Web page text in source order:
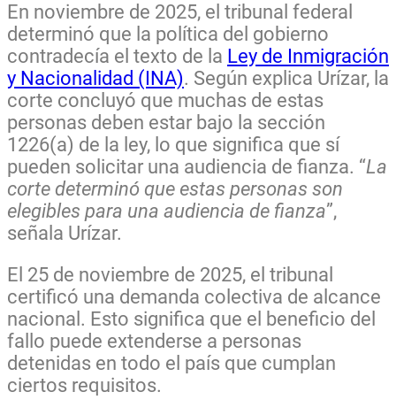
En noviembre de 2025, el tribunal federal
determinó que la política del gobierno
contradecía el texto de la Ley de Inmigración
y Nacionalidad (INA). Según explica Urízar, la
corte concluyó que muchas de estas
personas deben estar bajo la sección
1226(a) de la ley, lo que significa que sí
pueden solicitar una audiencia de fianza. “La
corte determinó que estas personas son
elegibles para una audiencia de fianza”,
señala Urízar.
El 25 de noviembre de 2025, el tribunal
certificó una demanda colectiva de alcance
nacional. Esto significa que el beneficio del
fallo puede extenderse a personas
detenidas en todo el país que cumplan
ciertos requisitos.